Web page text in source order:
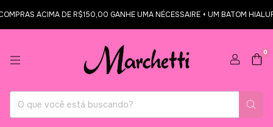
ACIMA DE R$150,00 GANHE UMA NÉCESSAIRE + UM BATOM
0